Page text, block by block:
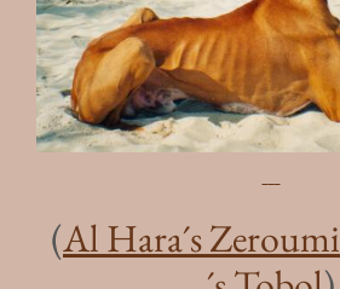
(Al Hara´s Zeroumi